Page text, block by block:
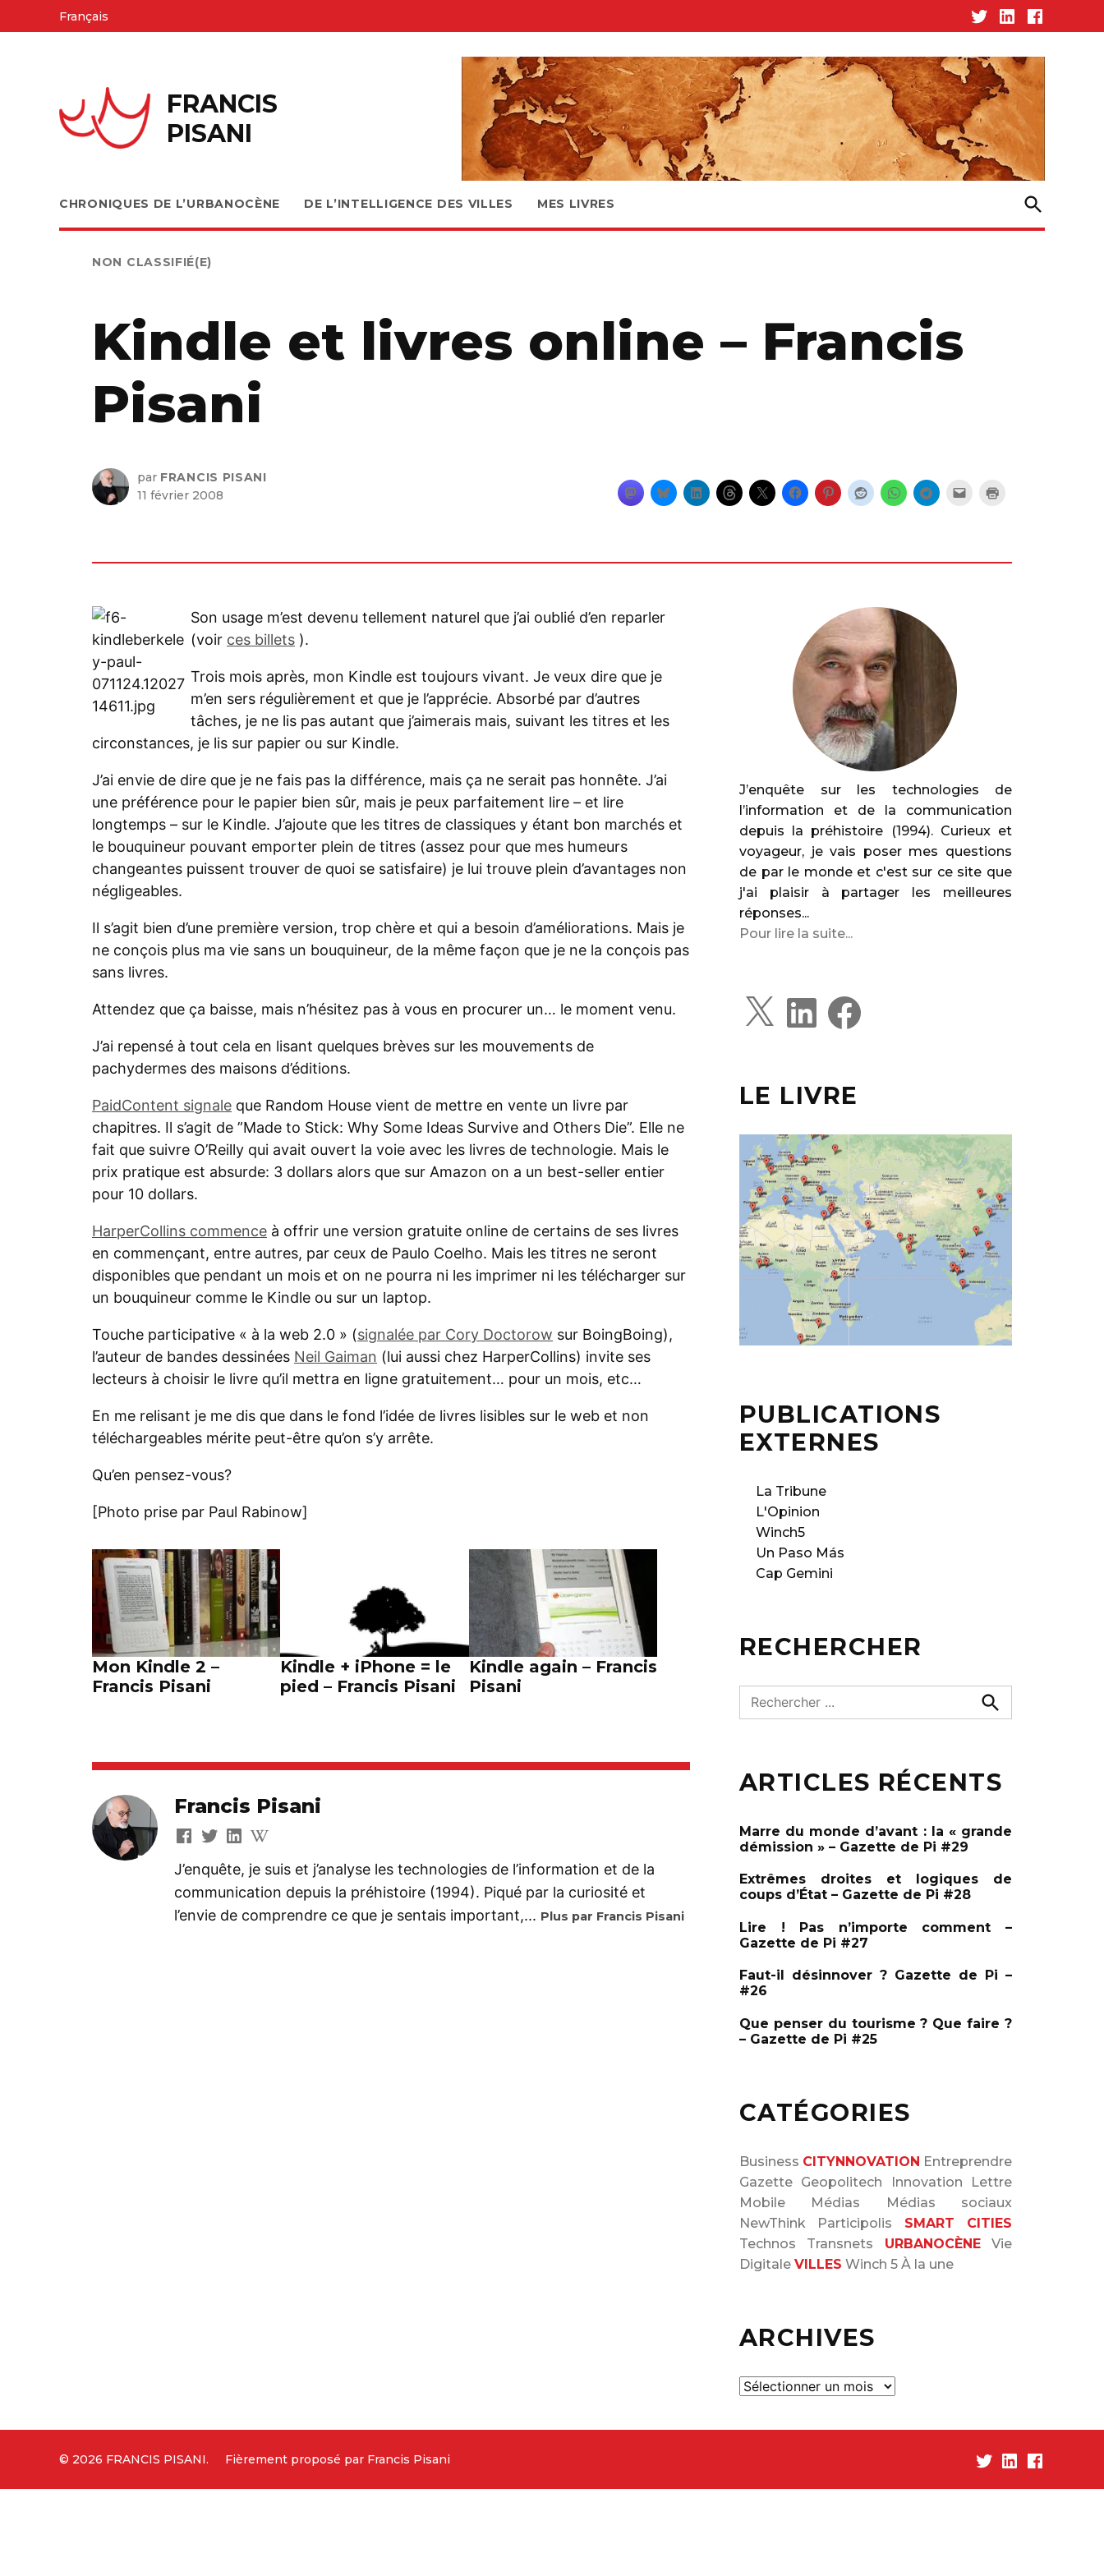
to
Français TwitterLinked-Facebook
FRANCIS
PISANI
CHRONIQUES DE L’URBANOCÈNE DE L’INTELLIGENCE DES VILLES MES LIVRES
Open
Search
PUBLIÉ
NON CLASSIFIÉ(E)
Kindle et livres online – Francis
Pisani
par FRANCIS PISANI
11 février 2008
Son usage m’est devenu tellement naturel que j’ai oublié d’en reparler
(voir ces billets ).
Trois mois après, mon Kindle est toujours vivant. Je veux dire que je
m’en sers régulièrement et que je l’apprécie. Absorbé par d’autres
tâches, je ne lis pas autant que j’aimerais mais, suivant les titres et les
circonstances, je lis sur papier ou sur Kindle.
J’ai envie de dire que je ne fais pas la différence, mais ça ne serait pas honnête. J’ai
une préférence pour le papier bien sûr, mais je peux parfaitement lire – et lire
longtemps – sur le Kindle. J’ajoute que les titres de classiques y étant bon marchés et
le bouquineur pouvant emporter plein de titres (assez pour que mes humeurs
changeantes puissent trouver de quoi se satisfaire) je lui trouve plein d’avantages non
négligeables.
Il s’agit bien d’une première version, trop chère et qui a besoin d’améliorations. Mais je
ne conçois plus ma vie sans un bouquineur, de la même façon que je ne la conçois pas
sans livres.
Attendez que ça baisse, mais n’hésitez pas à vous en procurer un… le moment venu.
J’ai repensé à tout cela en lisant quelques brèves sur les mouvements de
pachydermes des maisons d’éditions.
PaidContent signale que Random House vient de mettre en vente un livre par
chapitres. Il s’agit de ”Made to Stick: Why Some Ideas Survive and Others Die”. Elle ne
fait que suivre O’Reilly qui avait ouvert la voie avec les livres de technologie. Mais le
prix pratique est absurde: 3 dollars alors que sur Amazon on a un best-seller entier
pour 10 dollars.
HarperCollins commence à offrir une version gratuite online de certains de ses livres
en commençant, entre autres, par ceux de Paulo Coelho. Mais les titres ne seront
disponibles que pendant un mois et on ne pourra ni les imprimer ni les télécharger sur
un bouquineur comme le Kindle ou sur un laptop.
Touche participative « à la web 2.0 » (signalée par Cory Doctorow sur BoingBoing),
l’auteur de bandes dessinées Neil Gaiman (lui aussi chez HarperCollins) invite ses
lecteurs à choisir le livre qu’il mettra en ligne gratuitement… pour un mois, etc…
En me relisant je me dis que dans le fond l’idée de livres lisibles sur le web et non
téléchargeables mérite peut-être qu’on s’y arrête.
Qu’en pensez-vous?
[Photo prise par Paul Rabinow]
Mon Kindle 2 –
Francis Pisani
Kindle + iPhone = le
pied – Francis Pisani
Kindle again – Francis
Pisani
Francis Pisani
J’enquête, je suis et j’analyse les technologies de l’information et de la
communication depuis la préhistoire (1994). Piqué par la curiosité et
l’envie de comprendre ce que je sentais important,... Plus par Francis Pisani
J’enquête sur les technologies de
l’information et de la communication
depuis la préhistoire (1994). Curieux et
voyageur, je vais poser mes questions
de par le monde et c'est sur ce site que
j'ai plaisir à partager les meilleures
réponses...
Pour lire la suite...
X
L
n
n
F
a
c
k
LE LIVRE
PUBLICATIONS
EXTERNES
La Tribune
L'Opinion
Winch5
Un Paso Más
Cap Gemini
RECHERCHER
e
e
h
r
:
R
r
c
r
ARTICLES RÉCENTS
Marre du monde d’avant : la « grande
démission » – Gazette de Pi #29
Extrêmes droites et logiques de
coups d’État – Gazette de Pi #28
Lire ! Pas n’importe comment –
Gazette de Pi #27
Faut-il désinnover ? Gazette de Pi –
#26
Que penser du tourisme ? Que faire ?
– Gazette de Pi #25
CATÉGORIES
Business CITYNNOVATION Entreprendre
Gazette Geopolitech Innovation
Lettre
Mobile
Médias
Médias sociaux
NewThink
Participolis
SMART CITIES
Technos
Transnets URBANOCÈNE
Vie
Digitale VILLES Winch 5 À la une
ARCHIVES
A
c
v
© 2026 FRANCIS PISANI. Fièrement proposé par Francis Pisani TwitterLinked-Facebook